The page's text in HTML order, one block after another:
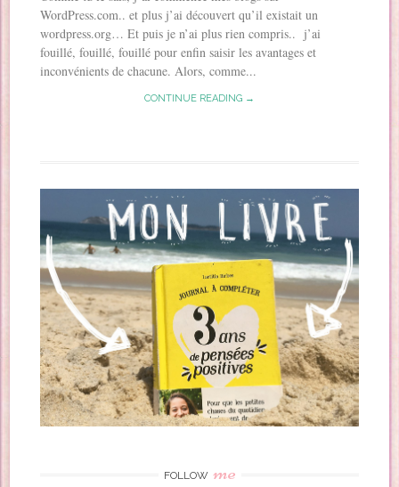
WordPress.com.. et plus j’ai découvert qu’il existait un
wordpress.org… Et puis je n’ai plus rien compris.. j’ai
fouillé, fouillé, fouillé pour enfin saisir les avantages et
inconvénients de chacune. Alors, comme...
CONTINUE READING →
FOLLOW me